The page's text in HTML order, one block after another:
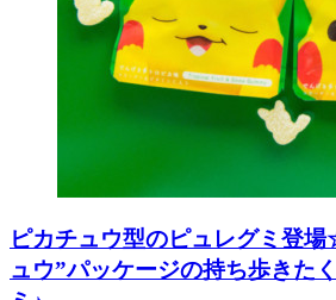
ピカチュウ型のピュレグミ登
ュウ”パッケージの持ち歩きた